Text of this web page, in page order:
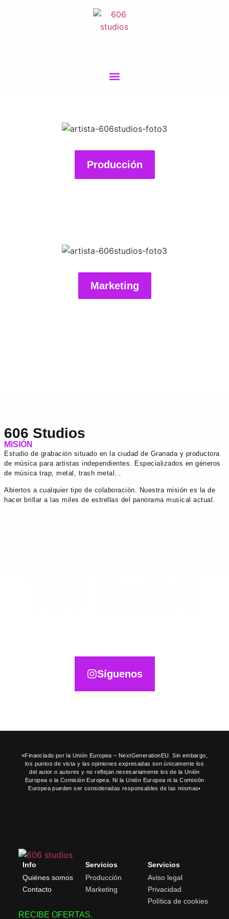
Producción
Marketing
606 Studios
MISIÓN
Estudio de grabación situado en la ciudad de Granada y productora
de música para artistas independientes. Especializados en géneros
de música trap, metal, trash metal…
Abiertos a cualquier tipo de colaboración. Nuestra misión es la de
hacer brillar a las miles de estrellas del panorama musical actual.
Síguenos
«Financiado por la Unión Europea – NextGenerationEU. Sin embargo,
los puntos de vista y las opiniones expresadas son únicamente los
del autor o autores y no reflejan necesariamente los de la Unión
Europea o la Comisión Europea. Ni la Unión Europea ni la Comisión
Europea pueden ser consideradas responsables de las mismas•
Info
Quiénes somos
Contacto
Servicios
Producción
Marketing
Servicios
Aviso legal
Privacidad
Política de cookies
RECIBE OFERTAS.